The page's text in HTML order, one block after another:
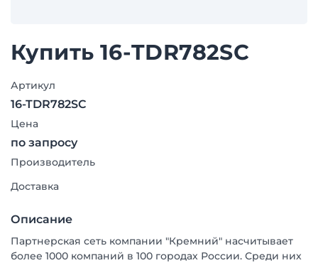
Купить 16-TDR782SC
Артикул
16-TDR782SC
Цена
по запросу
Производитель
Доставка
Описание
Партнерская сеть компании "Кремний" насчитывает
более 1000 компаний в 100 городах России. Среди них